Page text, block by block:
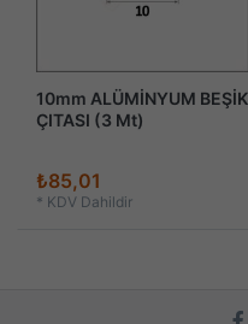
10mm ALÜMİNYUM BEŞİK
ÇITASI (3 Mt)
₺85,01
* KDV Dahildir